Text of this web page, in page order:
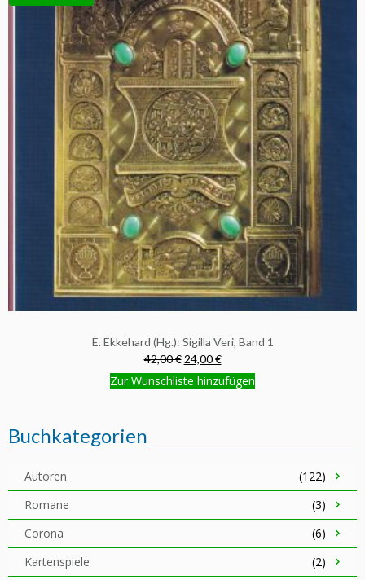
E. Ekkehard (Hg.): Sigilla Veri, Band 1
42,00 € 24,00 €
Zur Wunschliste hinzufügen
Buchkategorien
Autoren
(122)
Romane
(3)
Corona
(6)
Kartenspiele
(2)